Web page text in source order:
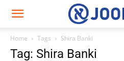
Home Tags Shira Banki
Tag: Shira Banki